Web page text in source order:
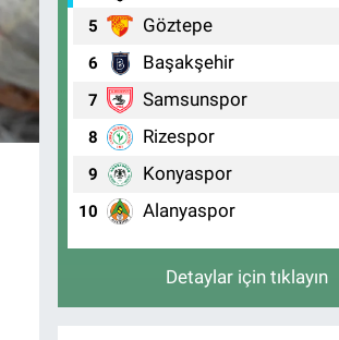
5 Göztepe
6 Başakşehir
7 Samsunspor
8 Rizespor
9 Konyaspor
10 Alanyaspor
Detaylar için tıklayın